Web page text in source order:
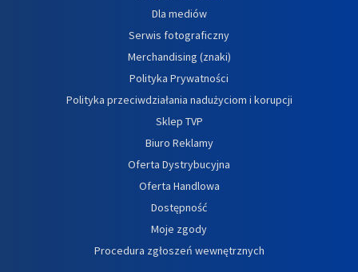
Dla mediów
Serwis fotograficzny
Merchandising (znaki)
Polityka Prywatności
Polityka przeciwdziałania nadużyciom i korupcji
Sklep TVP
Biuro Reklamy
Oferta Dystrybucyjna
Oferta Handlowa
Dostępność
Moje zgody
Procedura zgłoszeń wewnętrznych